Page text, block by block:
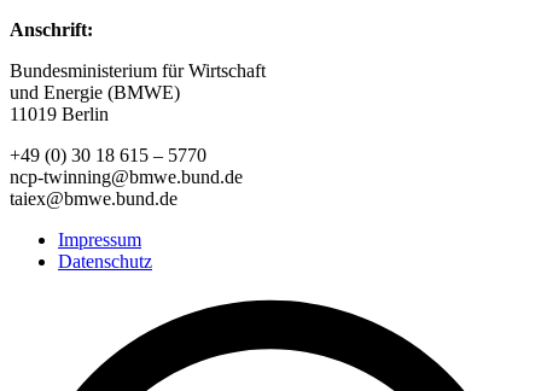
Anschrift:
Bundesministerium für Wirtschaft
und Energie (BMWE)
11019 Berlin
+49 (0) 30 18 615 – 5770
ncp-twinning@bmwe.bund.de
taiex@bmwe.bund.de
Impressum
Datenschutz